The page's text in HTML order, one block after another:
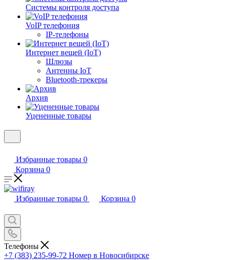
Системы контроля доступа
VoIP телефония
IP-телефоны
Интернет вещей (IoT)
Шлюзы
Антенны IoT
Bluetooth-трекеры
Архив
Уцененные товары
Избранные товары 0
Корзина 0
Избранные товары 0 Корзина 0
Телефоны
+7 (383) 235-99-72 Номер в Новосибирске